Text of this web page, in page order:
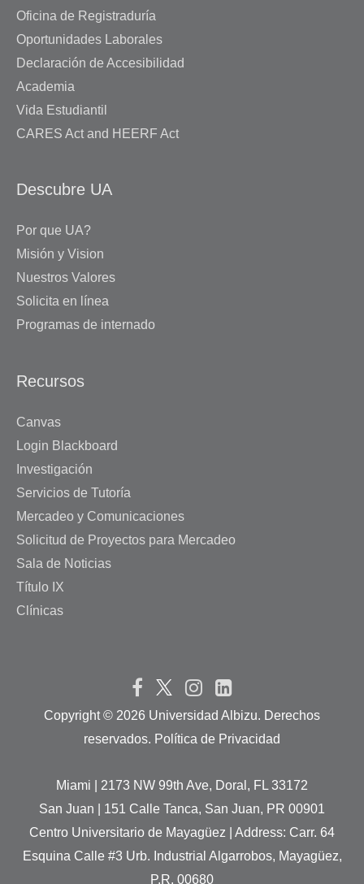
Oficina de Registraduría
Oportunidades Laborales
Declaración de Accesibilidad
Academia
Vida Estudiantil
CARES Act and HEERF Act
Descubre UA
Por que UA?
Misión y Vision
Nuestros Valores
Solicita en línea
Programas de internado
Recursos
Canvas
Login Blackboard
Investigación
Servicios de Tutoría
Mercadeo y Comunicaciones
Solicitud de Proyectos para Mercadeo
Sala de Noticias
Título IX
Clínicas
Copyright © 2026 Universidad Albizu. Derechos
reservados. Política de Privacidad
Miami | 2173 NW 99th Ave, Doral, FL 33172
San Juan | 151 Calle Tanca, San Juan, PR 00901
Centro Universitario de Mayagüez | Address: Carr. 64
Esquina Calle #3 Urb. Industrial Algarrobos, Mayagüez,
P.R. 00680